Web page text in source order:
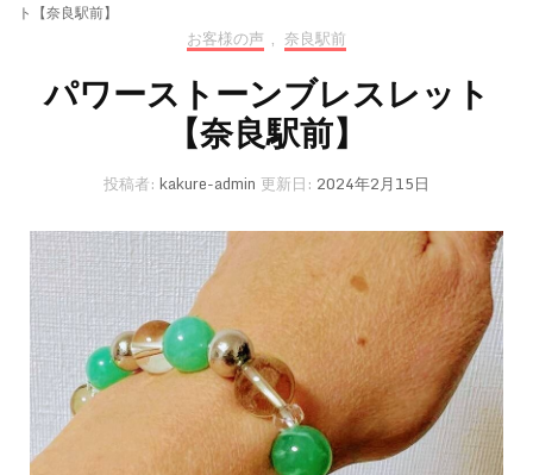
ト【奈良駅前】
お客様の声 , 奈良駅前
パワーストーンブレスレット
【奈良駅前】
投稿者: kakure-admin 更新日: 2024年2月15日